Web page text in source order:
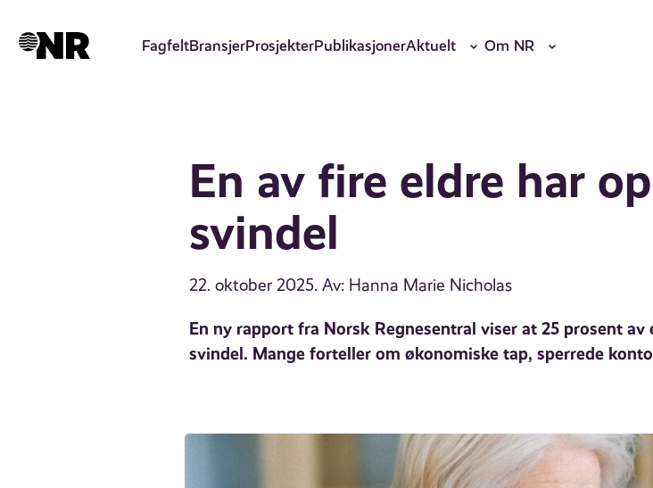
hovedinnhold
FagfeltBransjerProsjekterPublikasjonerAktuelt Om NR
En av fire eldre har
svindel
22. oktober 2025. Av: Hanna Marie Nicholas
En ny rapport fra Norsk Regnesentral viser at 25 prosent
svindel. Mange forteller om økonomiske tap, sperrede